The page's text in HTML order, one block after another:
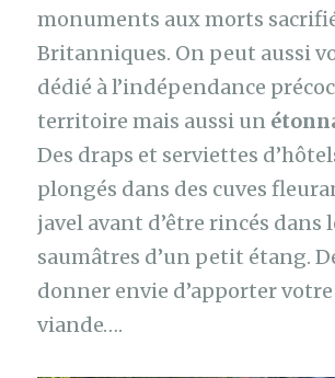
monuments aux morts
Britanniques. On peut aussi
dédié à l’indépendance
territoire mais aussi un
Des draps et serviettes
plongés dans des cuves
javel avant d’être rincés dans
saumâtres d’un petit étang.
donner envie d’apporter votre
viande….